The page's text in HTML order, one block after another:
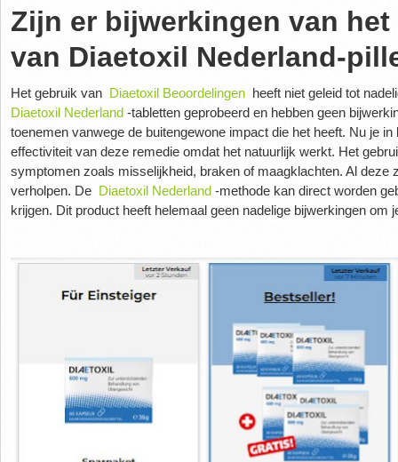
Zijn er bijwerkingen van
van Diaetoxil Nederland-
Het gebruik van Diaetoxil Beoordelingenheeft niet geleid tot
Diaetoxil Nederland-tabletten geprobeerd en hebben geen
toenemen vanwege de buitengewone impact die het heeft. Nu je in
effectiviteit van deze remedie omdat het natuurlijk werkt. Het
symptomen zoals misselijkheid, braken of maagklachten. Al deze
verholpen. De Diaetoxil Nederland-methode kan direct worden
krijgen. Dit product heeft helemaal geen nadelige bijwerkingen om